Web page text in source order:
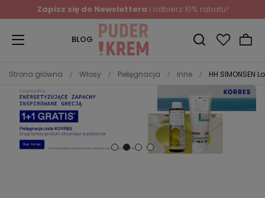
Zapisz się do Newslettera i odbierz 10% rabatu!
BLOG
Strona główna Włosy Pielęgnacja Inne HH SIMONSEN